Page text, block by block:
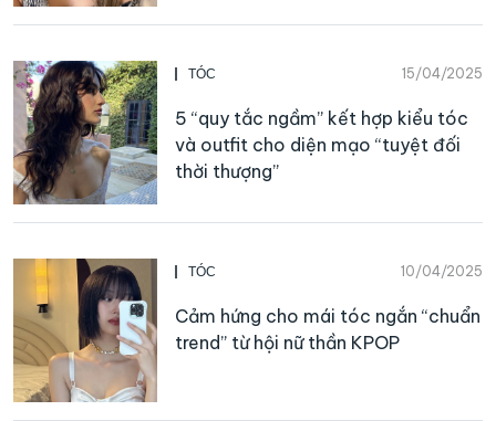
TÓC 15/04/2025
5 “quy tắc ngầm” kết hợp kiểu tóc
và outfit cho diện mạo “tuyệt đối
thời thượng”
TÓC 10/04/2025
Cảm hứng cho mái tóc ngắn “chuẩn
trend” từ hội nữ thần KPOP